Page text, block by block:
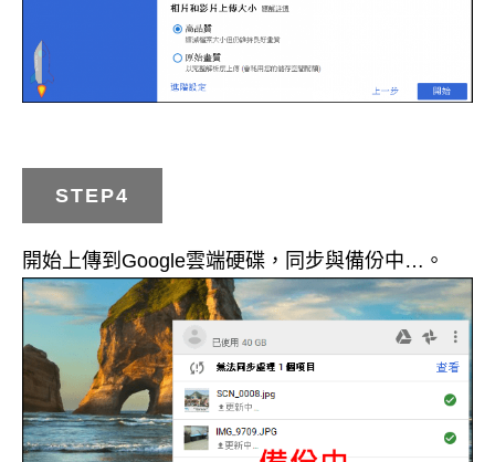
STEP4
開始上傳到Google雲端硬碟，同步與備份中…。